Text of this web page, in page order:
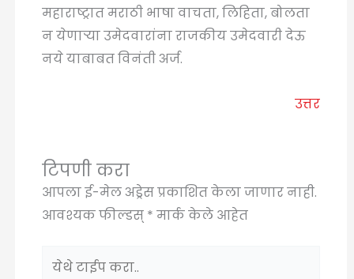
महाराष्ट्रात मराठी भाषा वाचता, लिहिता, बोलता
न येणाऱ्या उमेदवारांना राजकीय उमेदवारी देऊ
नये याबाबत विनंती अर्ज.
उत्तर
टिपणी करा
आपला ई-मेल अड्रेस प्रकाशित केला जाणार नाही.
आवश्यक फील्डस् * मार्क केले आहेत
येथे